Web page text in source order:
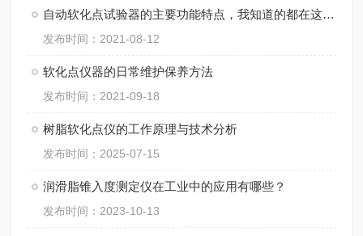
自动软化点试验器的主要功能特点，我知道的都在这儿了！
发布时间：2021-08-12
软化点仪器的日常维护保养方法
发布时间：2021-09-18
树脂软化点仪的工作原理与技术分析
发布时间：2025-07-15
润滑脂锥入度测定仪在工业中的应用有哪些？
发布时间：2023-10-13